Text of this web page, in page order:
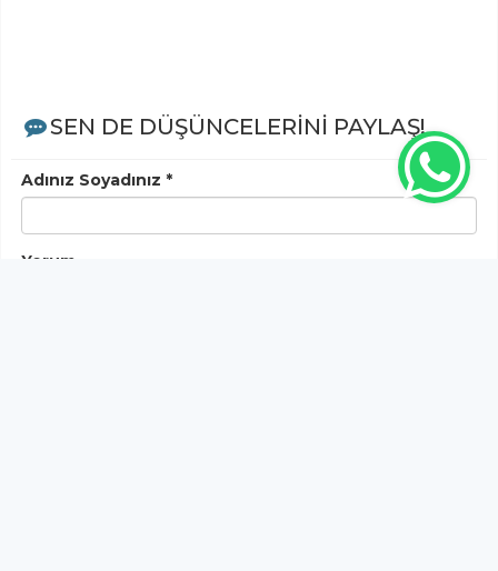
SEN DE DÜŞÜNCELERİNİ PAYLAŞ!
Adınız Soyadınız *
Yorum